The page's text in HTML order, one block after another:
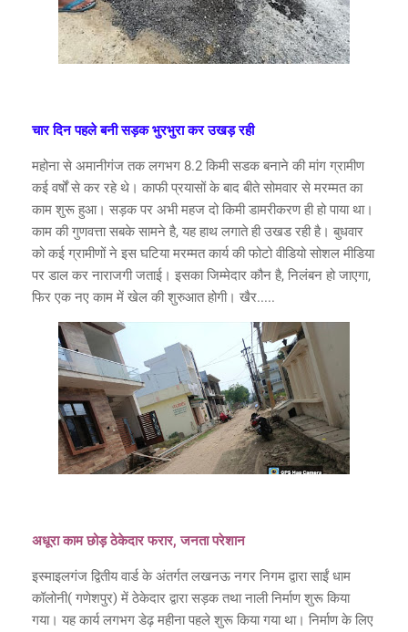
चार दिन पहले बनी सड़क भुरभुरा कर उखड़ रही
महोना से अमानीगंज तक लगभग 8.2 किमी सडक बनाने की मांग ग्रामीण
कई वर्षों से कर रहे थे। काफी प्रयासों के बाद बीते सोमवार से मरम्मत का
काम शुरू हुआ। सड़क पर अभी महज दो किमी डामरीकरण ही हो पाया था।
काम की गुणवत्ता सबके सामने है, यह हाथ लगाते ही उखड रही है। बुधवार
को कई ग्रामीणों ने इस घटिया मरम्मत कार्य की फोटो वीडियो सोशल मीडिया
पर डाल कर नाराजगी जताई। इसका जिम्मेदार कौन है, निलंबन हो जाएगा,
फिर एक नए काम में खेल की शुरुआत होगी। खैर.....
अधूरा काम छोड़ ठेकेदार फरार, जनता परेशान
इस्माइलगंज द्वितीय वार्ड के अंतर्गत लखनऊ नगर निगम द्वारा साईं धाम
कॉलोनी( गणेशपुर) में ठेकेदार द्वारा सड़क तथा नाली निर्माण शुरू किया
गया। यह कार्य लगभग डेढ़ महीना पहले शुरू किया गया था। निर्माण के लिए